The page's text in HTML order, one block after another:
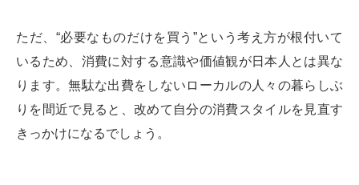
ただ、“必要なものだけを買う”という考え方が根付いて
いるため、消費に対する意識や価値観が日本人とは異な
ります。無駄な出費をしないローカルの人々の暮らしぶ
りを間近で見ると、改めて自分の消費スタイルを見直す
きっかけになるでしょう。